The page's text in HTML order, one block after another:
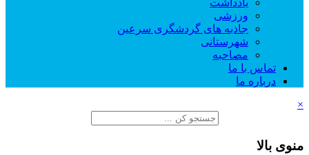
یادداشت
ورزشی
جاذبه های گردشگری سرعین
شهرستانی
مصاحبه
تماس با ما
درباره ما
×
منوی بالا